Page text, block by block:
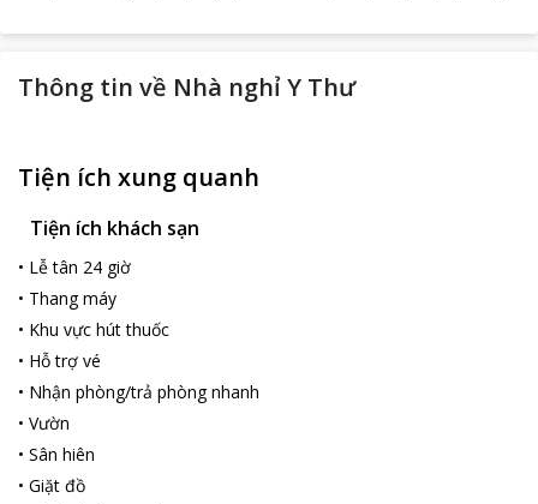
Thông tin về Nhà nghỉ Y Thư
Tiện ích xung quanh
Tiện ích khách sạn
• Lễ tân 24 giờ
• Thang máy
• Khu vực hút thuốc
• Hỗ trợ vé
• Nhận phòng/trả phòng nhanh
• Vườn
• Sân hiên
• Giặt đồ